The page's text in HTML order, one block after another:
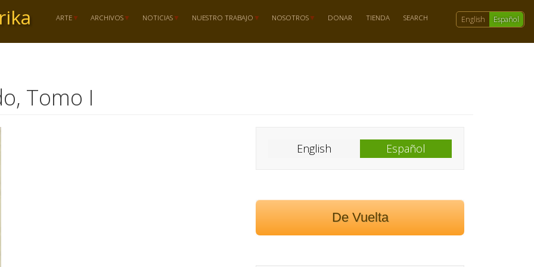
ARTE ARCHIVOS NOTICIAS NUESTRO TRABAJO NOSOTROS DONAR TIENDA SEARCH English Español
Tomo I
English Español
De Vuelta